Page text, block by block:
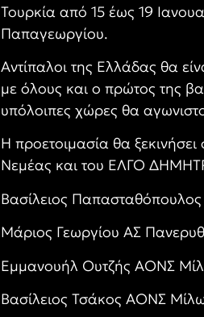
Τουρκία από 15 έως 19
Παπαγεωργίου.
Αντίπαλοι της Ελλάδας θα
με όλους και ο πρώτος της
υπόλοιπες χώρες θα
Η προετοιμασία θα ξεκινήσει
Νεμέας και του ΕΛΓΟ
Βασίλειος
Μάριος Γεωργίου ΑΣ
Εμμανουήλ Ουτζής ΑΟΝΣ
Βασίλειος Τσάκος ΑΟΝΣ